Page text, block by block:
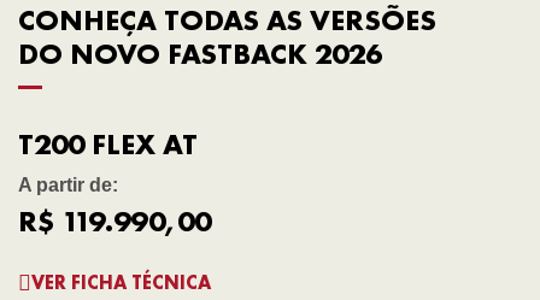
CONHEÇA TODAS AS VERSÕES
DO NOVO FASTBACK 2026
T200 FLEX AT
A partir de:
R$ 119.990,00
VER FICHA TÉCNICA